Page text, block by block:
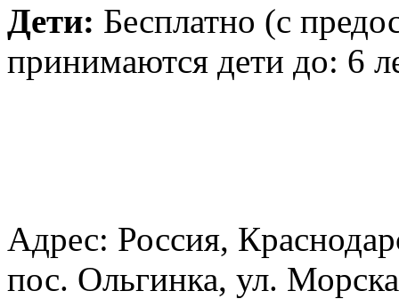
Дети: Бесплатно (с
принимаются дети до: 6
Адрес: Россия,
пос. Ольгинка, ул.